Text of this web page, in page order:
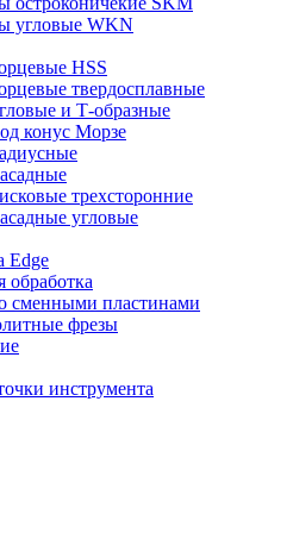
угловые WKN
HSS
твердосплавные
и Т-образные
конус Морзе
трехсторонние
угловые
Edge
обработка
сменными пластинами
фрезы
инструмента